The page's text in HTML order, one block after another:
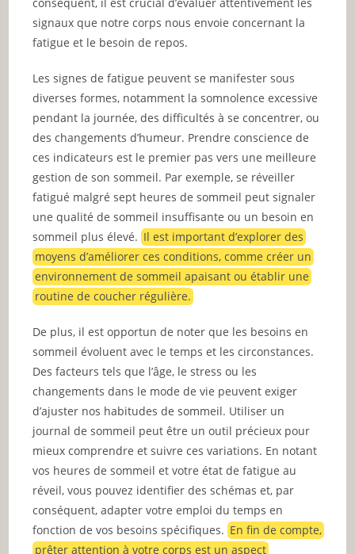
conséquent, il est crucial d’évaluer attentivement les
signaux que notre corps nous envoie concernant la
fatigue et le besoin de repos.
Les signes de fatigue peuvent se manifester sous
diverses formes, notamment la somnolence excessive
pendant la journée, des difficultés à se concentrer, ou
des changements d’humeur. Prendre conscience de
ces indicateurs est le premier pas vers une meilleure
gestion de son sommeil. Par exemple, se réveiller
fatigué malgré sept heures de sommeil peut signaler
une qualité de sommeil insuffisante ou un besoin en
sommeil plus élevé.Il est important d’explorer des
moyens d’améliorer ces conditions, comme créer un
environnement de sommeil apaisant ou établir une
routine de coucher régulière.
De plus, il est opportun de noter que les besoins en
sommeil évoluent avec le temps et les circonstances.
Des facteurs tels que l’âge, le stress ou les
changements dans le mode de vie peuvent exiger
d’ajuster nos habitudes de sommeil. Utiliser un
journal de sommeil peut être un outil précieux pour
mieux comprendre et suivre ces variations. En notant
vos heures de sommeil et votre état de fatigue au
réveil, vous pouvez identifier des schémas et, par
conséquent, adapter votre emploi du temps en
fonction de vos besoins spécifiques.En fin de compte,
prêter attention à votre corps est un aspect